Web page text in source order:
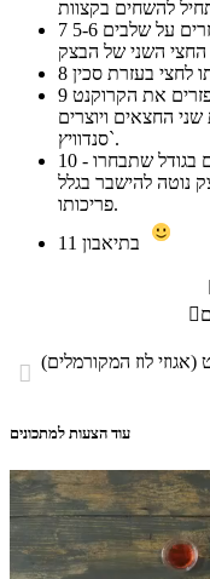
7
8
9
החצאים ויוצרים
סנדוויץ`.
10
נוטה להישבר בגלל
פריכותו.
11


עוד הצעות למתכונים